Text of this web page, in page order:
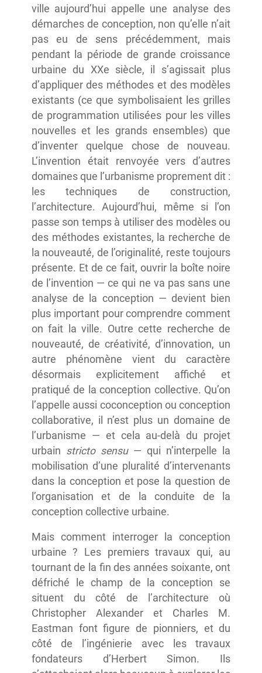
ville aujourd’hui appelle une analyse des
démarches de conception, non qu’elle n’ait
pas eu de sens précédemment, mais
pendant la période de grande croissance
urbaine du XXe siècle, il s’agissait plus
d’appliquer des méthodes et des modèles
existants (ce que symbolisaient les grilles
de programmation utilisées pour les villes
nouvelles et les grands ensembles) que
d’inventer quelque chose de nouveau.
L’invention était renvoyée vers d’autres
domaines que l’urbanisme proprement dit :
les techniques de construction,
l’architecture. Aujourd’hui, même si l’on
passe son temps à utiliser des modèles ou
des méthodes existantes, la recherche de
la nouveauté, de l’originalité, reste toujours
présente. Et de ce fait, ouvrir la boîte noire
de l’invention — ce qui ne va pas sans une
analyse de la conception — devient bien
plus important pour comprendre comment
on fait la ville. Outre cette recherche de
nouveauté, de créativité, d’innovation, un
autre phénomène vient du caractère
désormais explicitement affiché et
pratiqué de la conception collective. Qu’on
l’appelle aussi coconception ou conception
collaborative, il n’est plus un domaine de
l’urbanisme — et cela au-delà du projet
urbain stricto sensu— qui n’interpelle la
mobilisation d’une pluralité d’intervenants
dans la conception et pose la question de
l’organisation et de la conduite de la
conception collective urbaine.
Mais comment interroger la conception
urbaine ? Les premiers travaux qui, au
tournant de la fin des années soixante, ont
défriché le champ de la conception se
situent du côté de l’architecture où
Christopher Alexander et Charles M.
Eastman font figure de pionniers, et du
côté de l’ingénierie avec les travaux
fondateurs d’Herbert Simon. Ils